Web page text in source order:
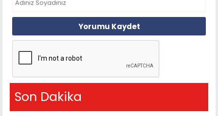
Yorumu Kaydet
Son Dakika